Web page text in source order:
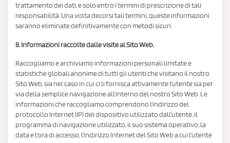
trattamento dei dati, e solo entro i termini di prescrizione di tali
responsabilità. Una volta decorsi tali termini, queste informazioni
saranno eliminate definitivamente con metodi sicuri.
8. Informazioni raccolte dalle visite al Sito Web.
Raccogliamo e archiviamo informazioni personali limitate e
statistiche globali anonime di tutti gli utenti che visitano il nostro
Sito Web, sia nel caso in cui ci li fornisca attivamente l'utente sia per
via della semplice navigazione all’interno del nostro Sito Web. Le
informazioni che raccogliamo comprendono l'indirizzo del
protocollo Internet (IP) del dispositivo utilizzato dall'utente, il
programma di navigazione utilizzato, il suo sistema operativo, la
data e l'ora di accesso, l'indirizzo Internet del Sito Web a cui l'utente